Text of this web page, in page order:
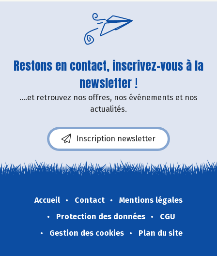
Restons en contact, inscrivez-vous à la
newsletter !
....et retrouvez nos offres, nos événements et nos
actualités.
Inscription newsletter
Accueil Contact
Mentions légales
Protection des données
CGU
Gestion des cookies
Plan du site